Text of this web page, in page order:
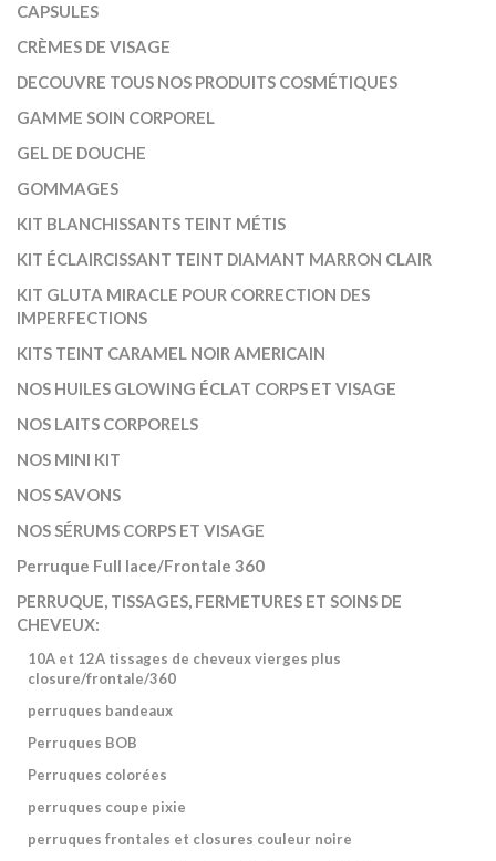
CAPSULES
CRÈMES DE VISAGE
DECOUVRE TOUS NOS PRODUITS COSMÉTIQUES
GAMME SOIN CORPOREL
GEL DE DOUCHE
GOMMAGES
KIT BLANCHISSANTS TEINT MÉTIS
KIT ÉCLAIRCISSANT TEINT DIAMANT MARRON CLAIR
KIT GLUTA MIRACLE POUR CORRECTION DES
IMPERFECTIONS
KITS TEINT CARAMEL NOIR AMERICAIN
NOS HUILES GLOWING ÉCLAT CORPS ET VISAGE
NOS LAITS CORPORELS
NOS MINI KIT
NOS SAVONS
NOS SÉRUMS CORPS ET VISAGE
Perruque Full lace/Frontale 360
PERRUQUE, TISSAGES, FERMETURES ET SOINS DE
CHEVEUX:
10A et 12A tissages de cheveux vierges plus
closure/frontale/360
perruques bandeaux
Perruques BOB
Perruques colorées
perruques coupe pixie
perruques frontales et closures couleur noire